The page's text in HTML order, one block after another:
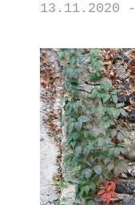
13.11.2020 -